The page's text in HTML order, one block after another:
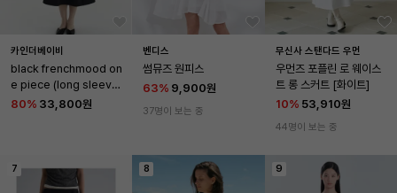
카인더베이비
black frenchmood on
e piece (long sleeve
ver.)
80% 33,800원
벤디스
썸뮤즈 원피스
63% 9,900원
37명이 보는 중
무신사 스탠다드 우먼
우먼즈 포플린 로 웨이스
트 롱 스커트 [화이트]
10% 53,910원
44명이 보는 중
7 8 9